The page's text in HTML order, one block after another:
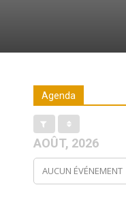
Agenda
AOÛT, 2026
AUCUN ÉVÉNEMENT